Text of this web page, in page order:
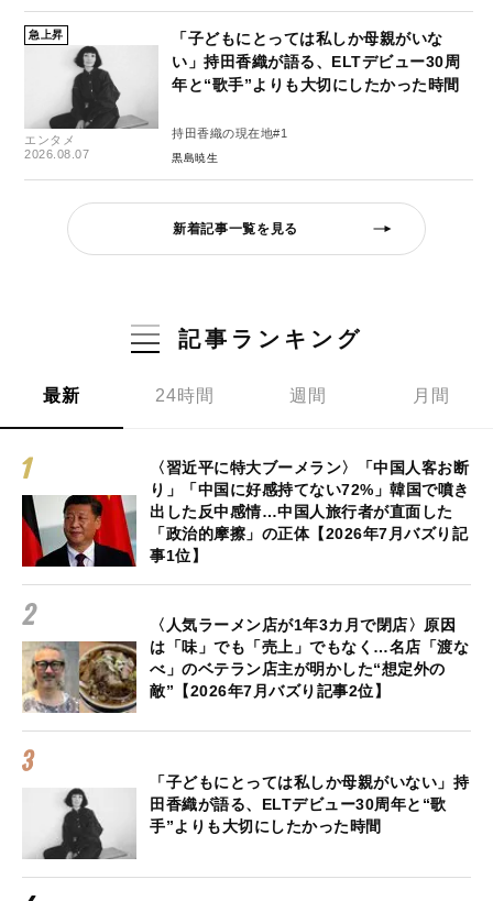
急上昇
エンタメ
2026.08.07
「子どもにとっては私しか母親がいな
い」持田香織が語る、ELTデビュー30周
年と“歌手”よりも大切にしたかった時間
持田香織の現在地#1
黒島暁生
新着記事一覧を見る
記事ランキング
最新 24時間 週間 月間
〈習近平に特大ブーメラン〉「中国人客お断
り」「中国に好感持てない72%」韓国で噴き
出した反中感情…中国人旅行者が直面した
「政治的摩擦」の正体【2026年7月バズり記
事1位】
〈人気ラーメン店が1年3カ月で閉店〉原因
は「味」でも「売上」でもなく…名店「渡な
べ」のベテラン店主が明かした“想定外の
敵”【2026年7月バズり記事2位】
「子どもにとっては私しか母親がいない」持
田香織が語る、ELTデビュー30周年と“歌
手”よりも大切にしたかった時間